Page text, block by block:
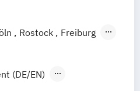
Rostock
Freiburg
Kassel
(DE/EN)